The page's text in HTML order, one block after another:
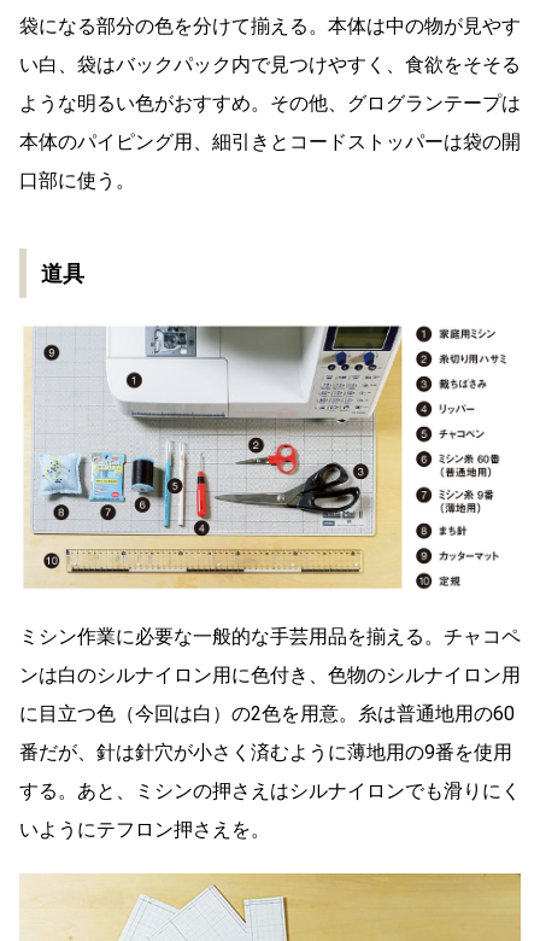
袋になる部分の色を分けて揃える。本体は中の物が見やす
い白、袋はバックパック内で見つけやすく、食欲をそそる
ような明るい色がおすすめ。その他、グログランテープは
本体のパイピング用、細引きとコードストッパーは袋の開
口部に使う。
道具
ミシン作業に必要な一般的な手芸用品を揃える。チャコペ
ンは白のシルナイロン用に色付き、色物のシルナイロン用
に目立つ色（今回は白）の2色を用意。糸は普通地用の60
番だが、針は針穴が小さく済むように薄地用の9番を使用
する。あと、ミシンの押さえはシルナイロンでも滑りにく
いようにテフロン押さえを。